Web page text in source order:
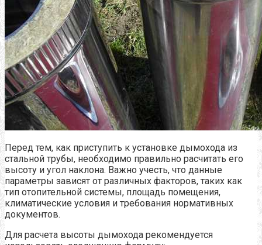
Перед тем, как приступить к установке дымохода из
стальной трубы, необходимо правильно расчитать его
высоту и угол наклона. Важно учесть, что данные
параметры зависят от различных факторов, таких как
тип отопительной системы, площадь помещения,
климатические условия и требования нормативных
документов.
Для расчета высоты дымохода рекомендуется